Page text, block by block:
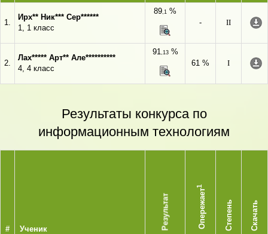
1.
Ирх** Ник*** Сер******
1, 1 класс
89,1 %
-
II
2.
Лах***** Арт** Але**********
4, 4 класс
91,13%
61 %
I
Результаты конкурса по
информационным технологиям
# Ученик Результат Опережает
1
Степень Скачать